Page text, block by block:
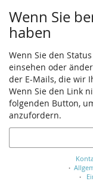
Wenn Sie
haben
Wenn Sie den
einsehen oder
der E-Mails, die wir
Wenn Sie den Link
folgenden Button,
anzufordern.